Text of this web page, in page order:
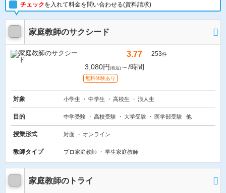
チェックを入れて料金を問い合わせる(資料請求)
家庭教師のサクシード
3.77 253件
3,080円 (税込) ～/時間
無料体験あり
対象 小学生 中学生 高校生 浪人生
目的 中学受験 高校受験 大学受験 医学部受験 他
授業形式 対面 オンライン
教師タイプ プロ家庭教師 学生家庭教師
家庭教師のトライ